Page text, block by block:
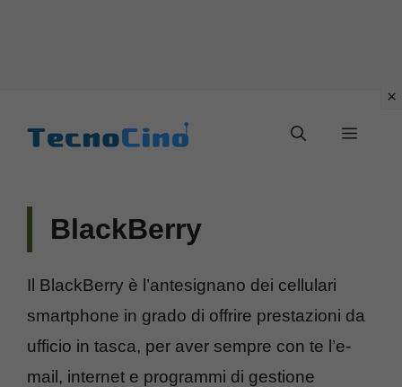
Menu
BlackBerry
Il BlackBerry è l’antesignano dei cellulari
smartphone in grado di offrire prestazioni da
ufficio in tasca, per aver sempre con te l’e-
mail, internet e programmi di gestione